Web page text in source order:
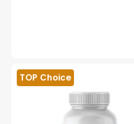
TOP Choice